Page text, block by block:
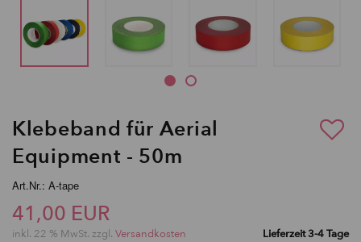
Klebeband für Aerial
Equipment - 50m
Art.Nr.: A-tape
41,00 EUR
inkl. 22 % MwSt. zzgl. Versandkosten Lieferzeit 3-4 Tage